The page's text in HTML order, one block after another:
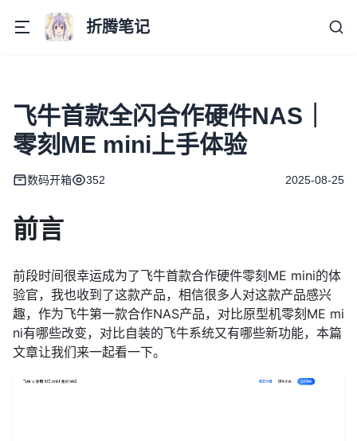
折腾笔记
飞牛首款全闪合作硬件NAS｜
零刻ME mini上手体验
数码开箱 352 2025-08-25
前言
前段时间很幸运成为了飞牛首款合作硬件零刻ME mini的体
验官，我也收到了这款产品，相信很多人对这款产品感兴
趣，作为飞牛第一款合作NAS产品，对比原型机零刻ME mi
ni有哪些改变，对比自装的飞牛系统又有哪些新功能，本篇
文章让我们来一起看一下。